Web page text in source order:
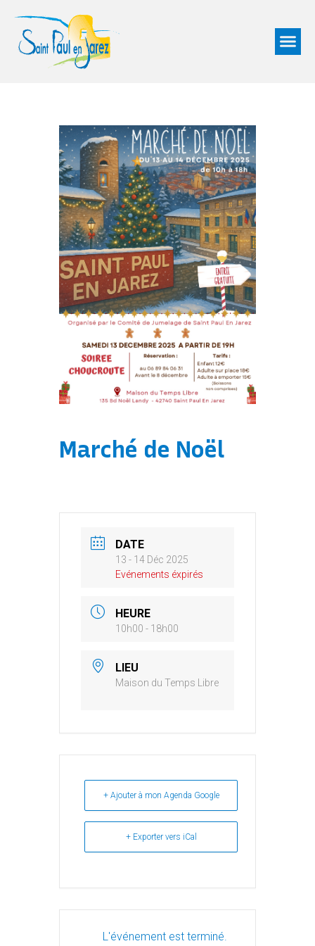
Marché de Noël
DATE
13 - 14 Déc 2025
Evénements éxpirés
HEURE
10h00 - 18h00
LIEU
Maison du Temps Libre
+ Ajouter à mon Agenda Google
+ Exporter vers iCal
L'événement est terminé.